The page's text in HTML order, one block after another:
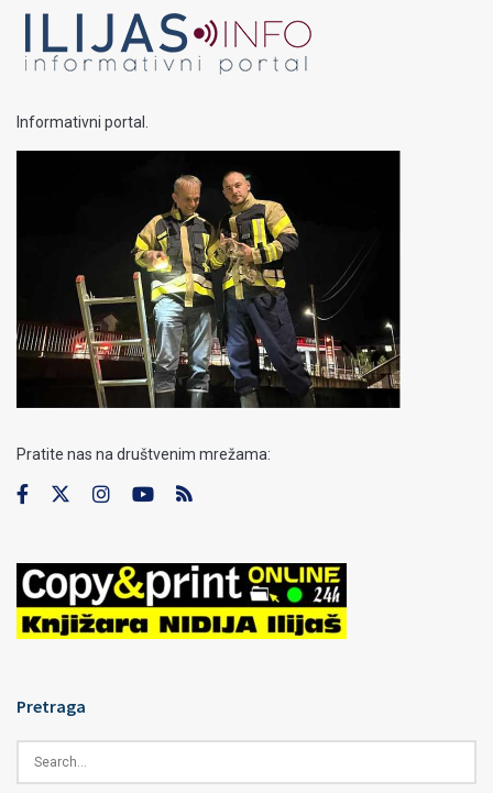
Informativni portal.
Pratite nas na društvenim mrežama:
Pretraga